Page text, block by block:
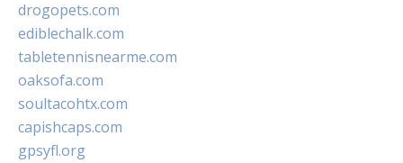
drogopets.com
ediblechalk.com
tabletennisnearme.com
oaksofa.com
soultacohtx.com
capishcaps.com
gpsyfl.org